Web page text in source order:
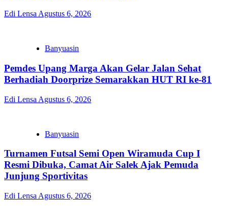
Edi Lensa Agustus 6, 2026
Banyuasin
Pemdes Upang Marga Akan Gelar Jalan Sehat
Berhadiah Doorprize Semarakkan HUT RI ke-81
Edi Lensa Agustus 6, 2026
Banyuasin
Turnamen Futsal Semi Open Wiramuda Cup I
Resmi Dibuka, Camat Air Salek Ajak Pemuda
Junjung Sportivitas
Edi Lensa Agustus 6, 2026